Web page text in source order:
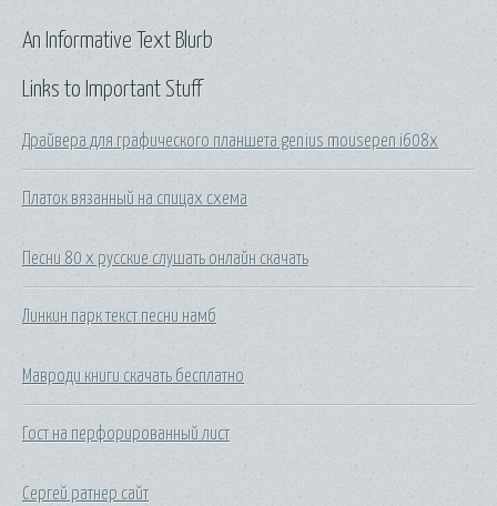
Links to Important Stuff
Драйвера для графического планшета genius mousepen i608x
Платок вязанный на спицах схема
Песни 80 х русские слушать онлайн скачать
Линкин парк текст песни намб
Мавроди книги скачать бесплатно
Гост на перфорированный лист
Сергей ратнер сайт
An Informative Text Blurb